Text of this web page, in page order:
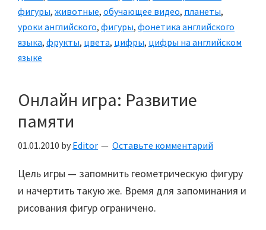
фигуры, животные, обучающее видео, планеты,
уроки английского, фигуры, фонетика английского
языка, фрукты, цвета, цифры, цифры на английском
языке
Онлайн игра: Развитие
памяти
01.01.2010 by Editor Оставьте комментарий
Цель игры — запомнить геометрическую фигуру
и начертить такую же. Время для запоминания и
рисования фигур ограничено.